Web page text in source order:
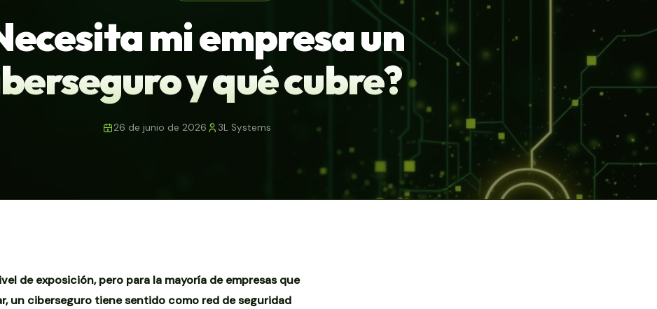
mi empresa un
y qué cubre?
26 de junio de 2026 3L Systems
de exposición, pero para la mayoría de empresas que
un ciberseguro tiene sentido como red de seguridad